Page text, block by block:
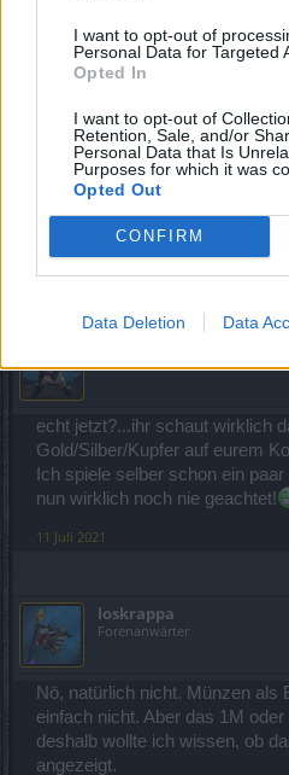
I want to opt-out of
Personal Data for Targeted
Opted In
I want to opt-out of
Retention, Sale, and/or
Personal Data that Is
Purposes for which it was
Opted Out
CONFIRM
Data Deletion Data
11 Juli 2021
Forenanwärter
1 M entspricht 100
mehr als 200 Goldstücke.
Colonel des Forums
echt jetzt?...ihr schaut wirklich
Gold/Silber/Kupfer auf eurem
Ich spiele selber schon ein
nun wirklich noch nie geachtet!
11 Juli 2021
loskrappa
Forenanwärter
Nö, natürlich nicht. Münzen als
einfach nicht. Aber das 1M
deshalb wollte ich wissen, ob
angezeigt.